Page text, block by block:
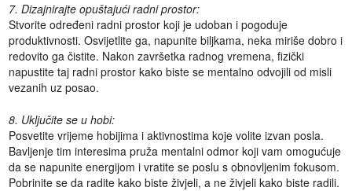
7. Dizajnirajte opuštajući radni prostor:
Stvorite određeni radni prostor koji je udoban i pogoduje
produktivnosti. Osvijetlite ga, napunite biljkama, neka miriše dobro i
redovito ga čistite. Nakon završetka radnog vremena, fizički
napustite taj radni prostor kako biste se mentalno odvojili od misli
vezanih uz posao.
8. Uključite se u hobi:
Posvetite vrijeme hobijima i aktivnostima koje volite izvan posla.
Bavljenje tim interesima pruža mentalni odmor koji vam omogućuje
da se napunite energijom i vratite se poslu s obnovljenim fokusom.
Pobrinite se da radite kako biste živjeli, a ne živjeli kako biste radili.